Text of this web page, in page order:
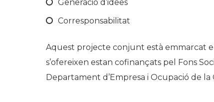
Generació d’idees
Corresponsabilitat
Aquest projecte conjunt està emmarcat
s’ofereixen estan cofinançats pel Fons
Departament d’Empresa i Ocupació de